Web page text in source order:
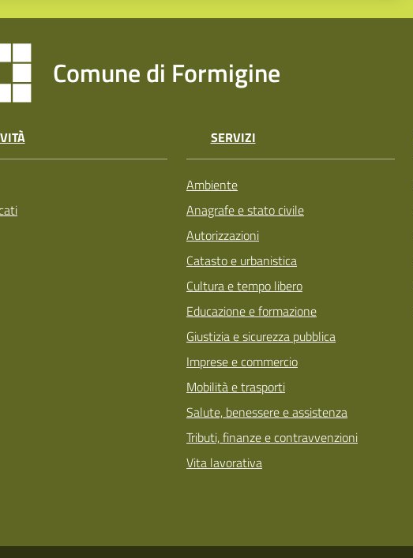
Comune di Formigine
SERVIZI
Ambiente
Anagrafe e stato civile
Autorizzazioni
Catasto e urbanistica
Cultura e tempo libero
Educazione e formazione
Giustizia e sicurezza pubblica
Imprese e commercio
Mobilità e trasporti
Salute, benessere e assistenza
Tributi, finanze e contravvenzioni
Vita lavorativa